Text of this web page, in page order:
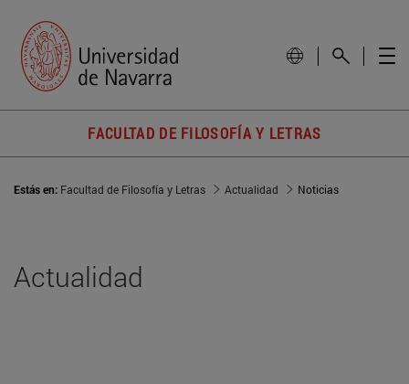
FACULTAD DE FILOSOFÍA Y LETRAS
Estás en: Facultad de Filosofía y Letras Actualidad Noticias
Actualidad